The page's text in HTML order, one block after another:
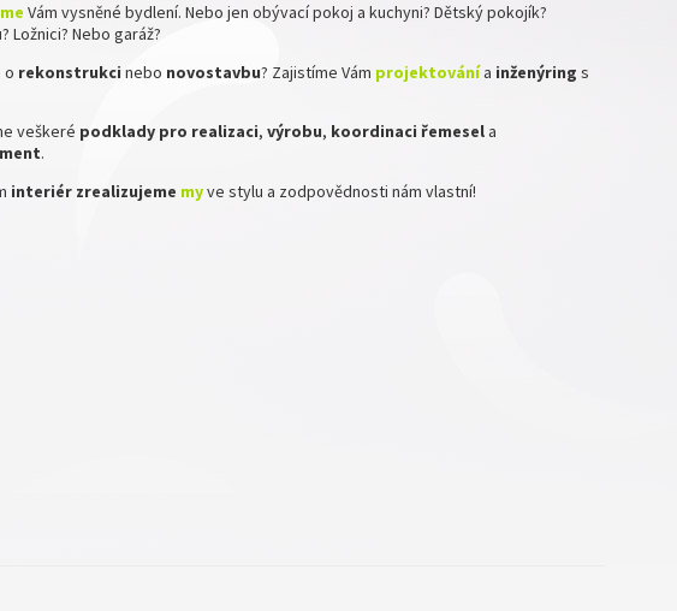
Vám vysněné bydlení. Nebo jen obývací pokoj a kuchyni? Dětský pokojík?
Ložnici? Nebo garáž?
o rekonstrukci nebo novostavbu? Zajistíme Vám projektovánía inženýring s
veškeré podklady pro realizaci, výrobu, koordinaci řemesel a
.
interiér zrealizujeme myve stylu a zodpovědnosti nám vlastní!